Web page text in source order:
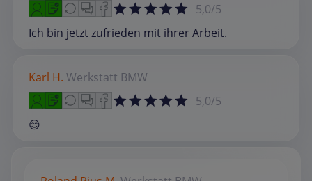
5,0/5
Ich bin jetzt zufrieden mit ihrer Arbeit.
Karl H. Werkstatt BMW
5,0/5
😊